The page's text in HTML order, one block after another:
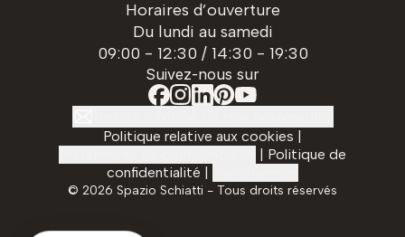
Horaires d’ouverture
Du lundi au samedi
09:00 - 12:30 / 14:30 - 19:30
Suivez-nous sur
Politique relative aux cookies |
| Politique de
confidentialité |
© 2026 Spazio Schiatti - Tous droits réservés